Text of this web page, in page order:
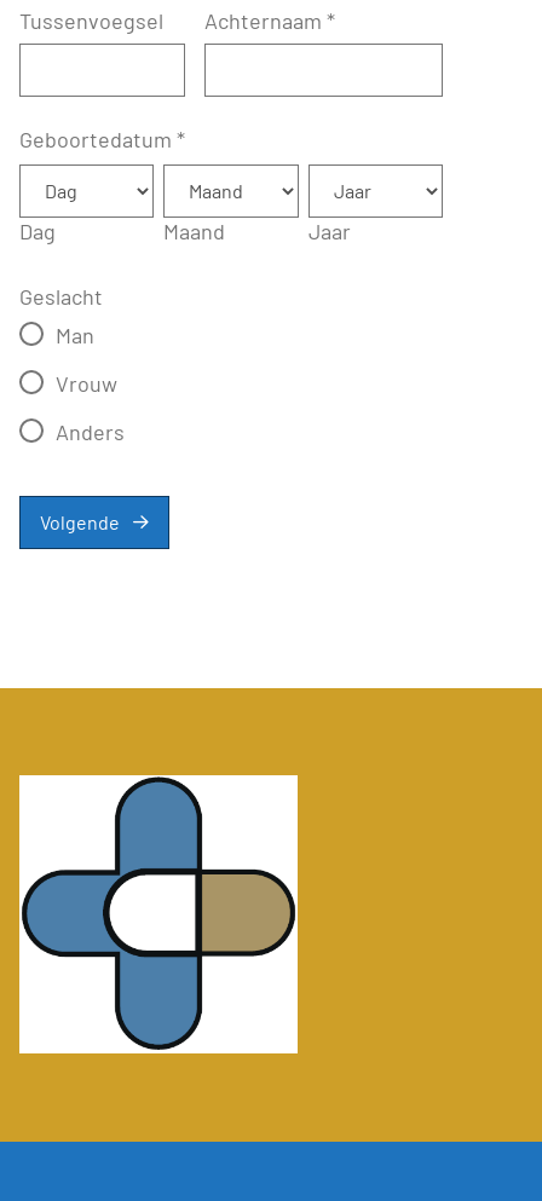
Tussenvoegsel Achternaam *
Geboortedatum *
Dag Maand Jaar
Geslacht
Man
Vrouw
Anders
Volgende